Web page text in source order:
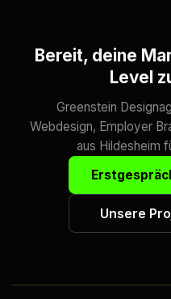
Bereit, deine
Level
Greenstein
Webdesign, Employer
aus Hildesheim
Unsere